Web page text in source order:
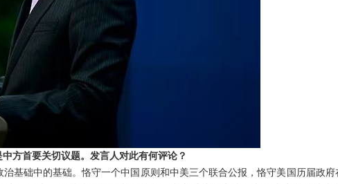
方首要关切议题。发言人对此有何评论？
基础中的基础。恪守一个中国原则和中美三个联合公报，恪守美国历届政府